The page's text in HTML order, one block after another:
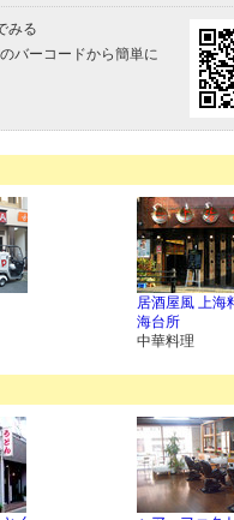
みる
バーコードから簡単に
居酒屋風 上
海台所
中華料理